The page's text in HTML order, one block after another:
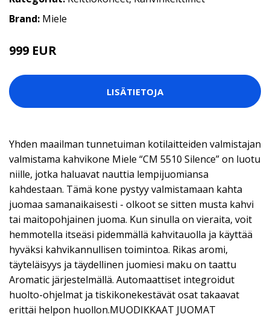
Brand: Miele
999 EUR
LISÄTIETOJA
Yhden maailman tunnetuiman kotilaitteiden valmistajan
valmistama kahvikone Miele “CM 5510 Silence” on luotu
niille, jotka haluavat nauttia lempijuomiansa
kahdestaan. Tämä kone pystyy valmistamaan kahta
juomaa samanaikaisesti - olkoot se sitten musta kahvi
tai maitopohjainen juoma. Kun sinulla on vieraita, voit
hemmotella itseäsi pidemmällä kahvitauolla ja käyttää
hyväksi kahvikannullisen toimintoa. Rikas aromi,
täyteläisyys ja täydellinen juomiesi maku on taattu
Aromatic järjestelmällä. Automaattiset integroidut
huolto-ohjelmat ja tiskikonekestävät osat takaavat
erittäi helpon huollon.MUODIKKAAT JUOMAT